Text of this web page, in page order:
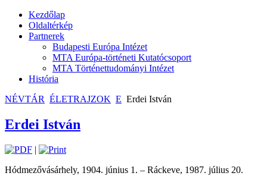
Kezdőlap
Oldaltérkép
Partnerek
Budapesti Európa Intézet
MTA Európa-történeti Kutatócsoport
MTA Történettudományi Intézet
História
NÉVTÁR ÉLETRAJZOK E Erdei István
Erdei István
|
Hódmezővásárhely, 1904. június 1. – Ráckeve, 1987. július 20.